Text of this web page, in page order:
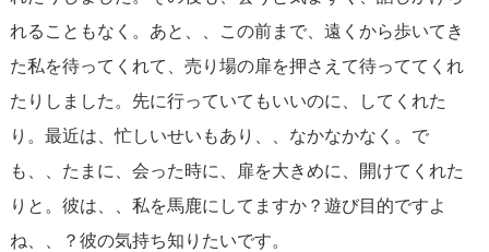
れることもなく。あと、、この前まで、遠くから歩いてき
た私を待ってくれて、売り場の扉を押さえて待っててくれ
たりしました。先に行っていてもいいのに、してくれた
り。最近は、忙しいせいもあり、、なかなかなく。で
も、、たまに、会った時に、扉を大きめに、開けてくれた
りと。彼は、、私を馬鹿にしてますか？遊び目的ですよ
ね、、？彼の気持ち知りたいです。